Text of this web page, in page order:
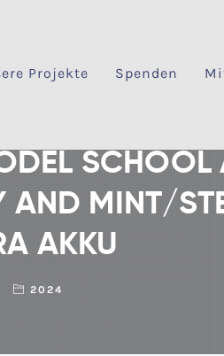
Projekte Spenden
SCHOOL
AND MINT/
AKKU
2024